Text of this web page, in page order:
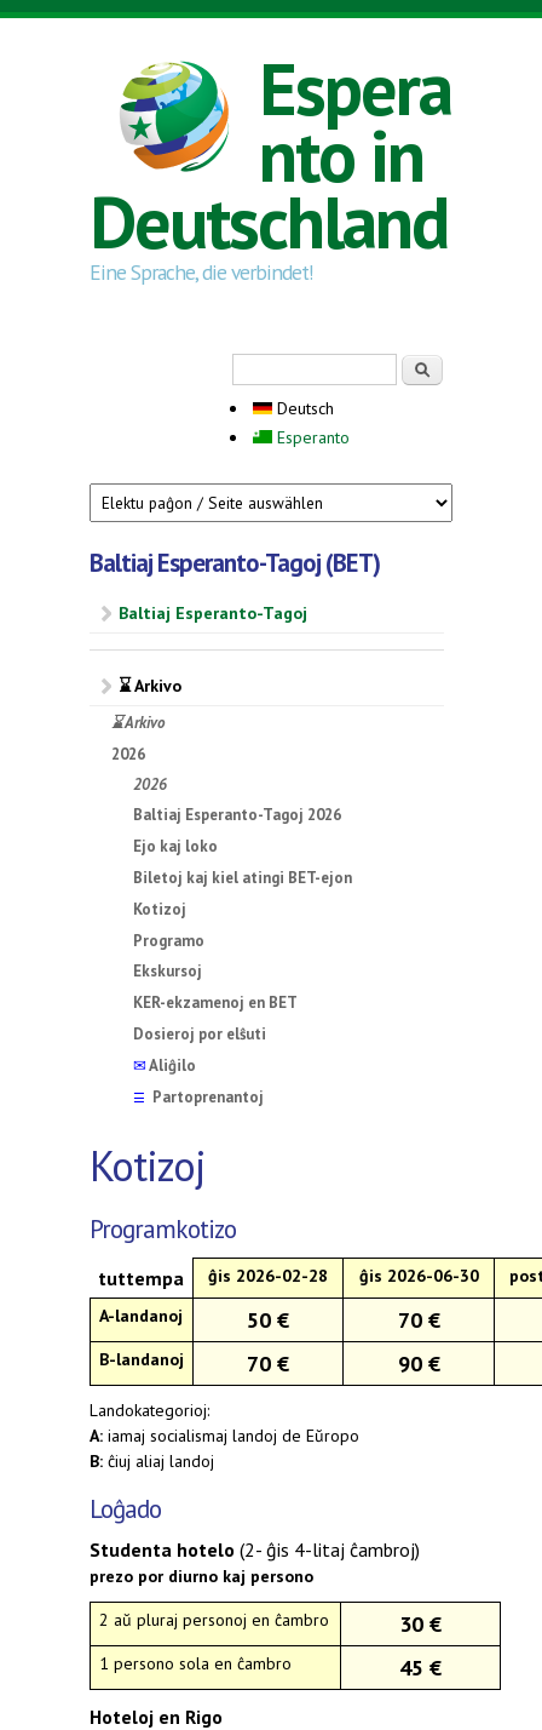
Direkt zum Inhalt
Espera
nto in
Deutschland
Eine Sprache, die verbindet!
Deutsch
Esperanto
Baltiaj Esperanto-Tagoj (BET)
Baltiaj Esperanto-Tagoj
⌛ Arkivo
⌛ Arkivo
2026
2026
Baltiaj Esperanto-Tagoj 2026
Ejo kaj loko
Biletoj kaj kiel atingi BET-ejon
Kotizoj
Programo
Ekskursoj
KER-ekzamenoj en BET
Dosieroj por elŝuti
✉Aliĝilo
☰ Partoprenantoj
Kotizoj
Programkotizo
tuttempa ĝis 2026-02-28 ĝis 2026-06-30
A-landanoj
50 € 70 €
B-landanoj 70 € 90 €
Landokategorioj:
A: iamaj socialismaj landoj de Eŭropo
B: ĉiuj aliaj landoj
Loĝado
Studenta hotelo (2- ĝis 4-litaj ĉambroj)
prezo por diurno kaj persono
2 aŭ pluraj personoj en ĉambro
30 €
1 persono sola en ĉambro 45 €
Hoteloj en Rigo